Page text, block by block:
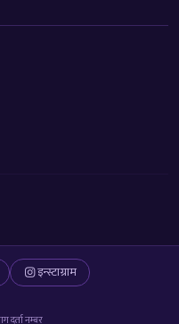
इन्स्टाग्राम
दर्ता नम्बर